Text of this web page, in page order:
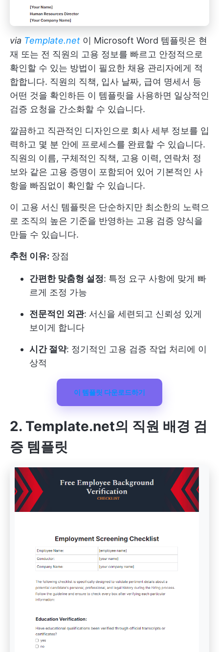
via Template.net 이 Microsoft Word 템플릿은 현
재 또는 전 직원의 고용 정보를 빠르고 안정적으로
확인할 수 있는 방법이 필요한 채용 관리자에게 적
합합니다. 직원의 직책, 입사 날짜, 급여 명세서 등
어떤 것을 확인하든 이 템플릿을 사용하면 일상적인
검증 요청을 간소화할 수 있습니다.
깔끔하고 직관적인 디자인으로 회사 세부 정보를 입
력하고 몇 분 안에 프로세스를 완료할 수 있습니다.
직원의 이름, 구체적인 직책, 고용 이력, 연락처 정
보와 같은 고용 증명이 포함되어 있어 기본적인 사
항을 빠짐없이 확인할 수 있습니다.
이 고용 서신 템플릿은 단순하지만 최소한의 노력으
로 조직의 높은 기준을 반영하는 고용 검증 양식을
만들 수 있습니다.
추천 이유: 장점
간편한 맞춤형 설정: 특정 요구 사항에 맞게 빠
르게 조정 가능
전문적인 외관: 서신을 세련되고 신뢰성 있게
보이게 합니다
시간 절약: 정기적인 고용 검증 작업 처리에 이
상적
이 템플릿 다운로드하기
2. Template.net의 직원 배경 검
증 템플릿